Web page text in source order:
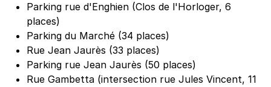
Parking rue d'Enghien (Clos de l'Horloger, 6
places)
Parking du Marché (34 places)
Rue Jean Jaurès (33 places)
Parking rue Jean Jaurès (50 places)
Rue Gambetta (intersection rue Jules Vincent, 11